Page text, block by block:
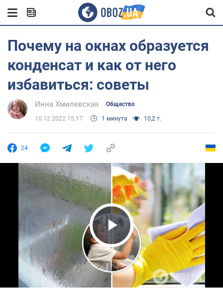
Почему на окнах образуется
конденсат и как от него
избавиться: советы
Инна Хмилевская Общество
10.12.2022 15:17 1 минута 10,2 т.
24
Play Video